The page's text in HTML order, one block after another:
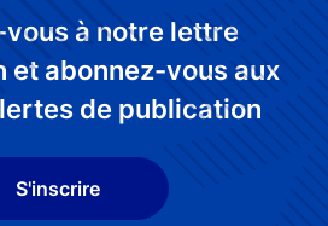
à notre lettre
et abonnez-vous aux
de publication
S'inscrire